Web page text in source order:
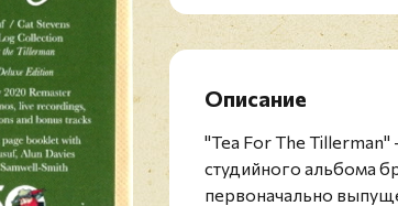
Описание
"Tea For The
студийного альбома
первоначально